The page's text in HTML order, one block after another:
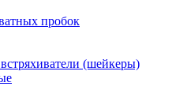
пробок
(шейкеры)